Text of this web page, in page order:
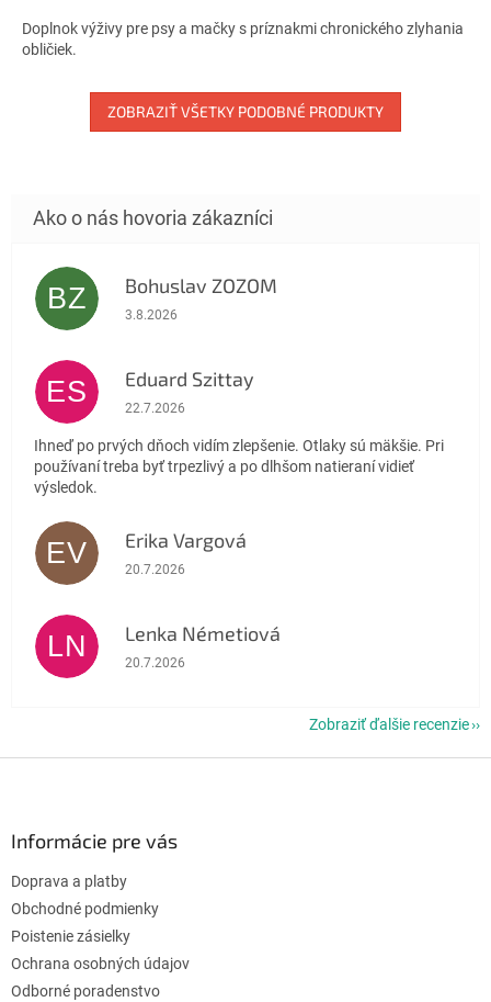
5
hviezdičiek.
Doplnok výživy pre psy a mačky s príznakmi chronického zlyhania
obličiek.
ZOBRAZIŤ VŠETKY PODOBNÉ PRODUKTY
BZ Bohuslav ZOZOM
Hodnotenie obchodu je 5 z 5 hviezdičiek.
3.8.2026
ES Eduard Szittay
Hodnotenie obchodu je 5 z 5 hviezdičiek.
22.7.2026
Ihneď po prvých dňoch vidím zlepšenie. Otlaky sú mäkšie. Pri
používaní treba byť trpezlivý a po dlhšom natieraní vidieť
výsledok.
EV Erika Vargová
Hodnotenie obchodu je 5 z 5 hviezdičiek.
20.7.2026
LN Lenka Németiová
Hodnotenie obchodu je 5 z 5 hviezdičiek.
20.7.2026
Zobraziť ďalšie recenzie
Informácie pre vás
Doprava a platby
Obchodné podmienky
Poistenie zásielky
Ochrana osobných údajov
Odborné poradenstvo